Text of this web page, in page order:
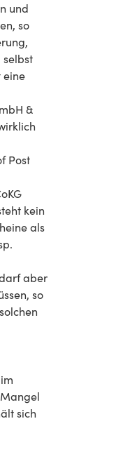
und
so
selbst
eine
&
Post
kein
als
aber
so
sich